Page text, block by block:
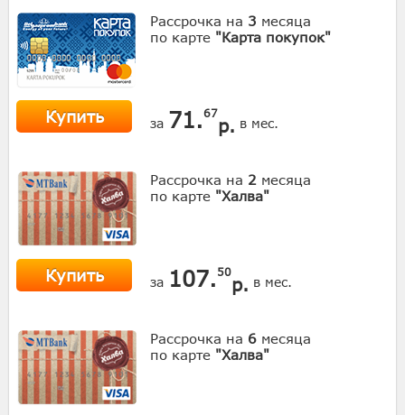
Рассрочка на 3 месяца
по карте "Карта покупок"
Купить за 71.67
р. в мес.
Рассрочка на 2 месяца
по карте "Халва"
Купить за 107. 50
р. в мес.
Рассрочка на 6 месяца
по карте "Халва"